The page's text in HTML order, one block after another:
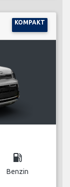
KOMPAKT
local_gas_station
Benzin